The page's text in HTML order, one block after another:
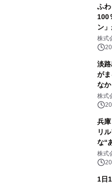
ふ
100
ン
に3
株式
淡
が
な
株式
兵
リ
な“
も
ずし
株式
1日